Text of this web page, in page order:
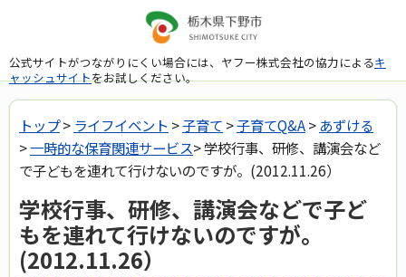
公式サイトがつながりにくい場合には、ヤフー株式会社の協力によるキ
ャッシュサイトをお試しください。
トップ> ライフイベント >子育て >子育てQ&A>あずける
>一時的な保育関連サービス> 学校行事、研修、講演会など
で子どもを連れて行けないのですが。(2012.11.26）
学校行事、研修、講演会などで子ど
もを連れて行けないのですが。
(2012.11.26）